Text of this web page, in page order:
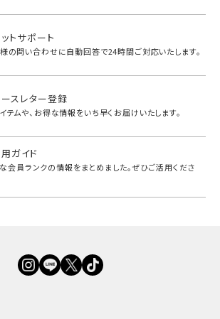
トサポート
の問い合わせに自動回答で24時間ご対応いたします。
スレター登録
テムや、お得な情報をいち早く お届けいたします。
ガイド
会員ランクの情報をまとめました。ぜひご活用くださ